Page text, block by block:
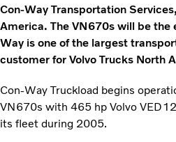
Con-Way Transportation
America. The VN670s will be the
Way is one of the largest
customer for Volvo Trucks North
Con-Way Truckload begins
VN670s with 465 hp Volvo
its fleet during 2005.